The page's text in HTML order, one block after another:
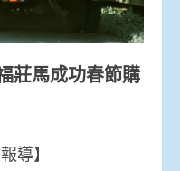
莊馬成功春節購
導】